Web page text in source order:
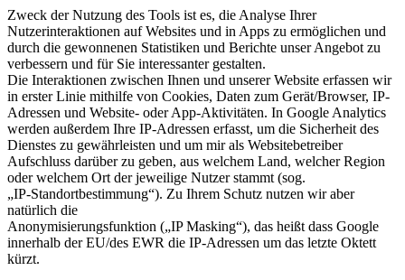
Zweck der Nutzung des Tools ist es, die Analyse Ihrer
Nutzerinteraktionen auf Websites und in Apps zu ermöglichen und
durch die gewonnenen Statistiken und Berichte unser Angebot zu
verbessern und für Sie interessanter gestalten.
Die Interaktionen zwischen Ihnen und unserer Website erfassen wir
in erster Linie mithilfe von Cookies, Daten zum Gerät/Browser, IP-
Adressen und Website- oder App-Aktivitäten. In Google Analytics
werden außerdem Ihre IP-Adressen erfasst, um die Sicherheit des
Dienstes zu gewährleisten und um mir als Websitebetreiber
Aufschluss darüber zu geben, aus welchem Land, welcher Region
oder welchem Ort der jeweilige Nutzer stammt (sog.
„IP-Standortbestimmung“). Zu Ihrem Schutz nutzen wir aber
natürlich die
Anonymisierungsfunktion („IP Masking“), das heißt dass Google
innerhalb der EU/des EWR die IP-Adressen um das letzte Oktett
kürzt.